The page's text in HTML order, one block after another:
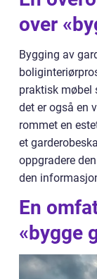
over
Bygging av
praktisk møbel
det er også en
rommet en
et
oppgradere
den
En
«bygge